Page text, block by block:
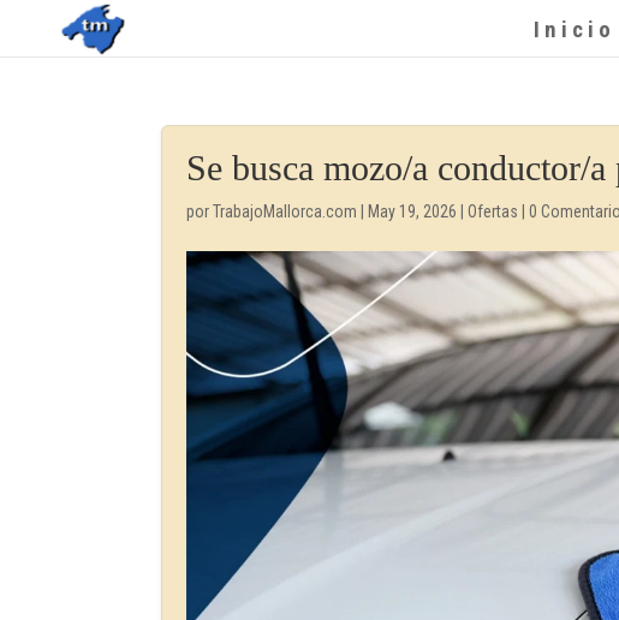
Inicio
Se busca mozo/a conductor/
porTrabajoMallorca.com May 19, 2026 |Ofertas |0